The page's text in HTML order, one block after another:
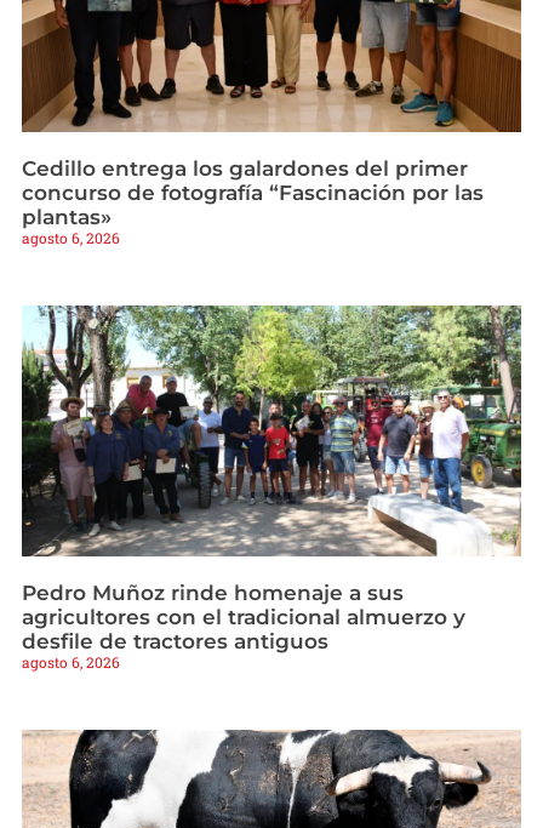
Cedillo entrega los galardones del primer
concurso de fotografía “Fascinación por las
plantas»
agosto 6, 2026
Pedro Muñoz rinde homenaje a sus
agricultores con el tradicional almuerzo y
desfile de tractores antiguos
agosto 6, 2026